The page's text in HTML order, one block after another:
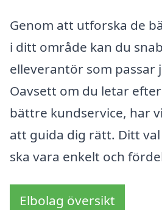
Genom att utforska de
i ditt område kan du
elleverantör som passar
Oavsett om du letar
bättre kundservice, har
att guida dig rätt. Ditt
ska vara enkelt och
Elbolag översikt